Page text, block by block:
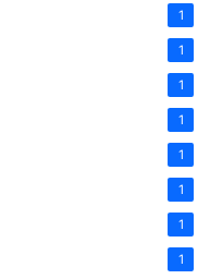
1
1
1
1
1
1
1
1